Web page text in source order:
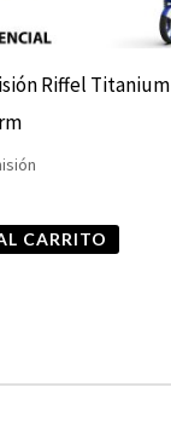
Riffel Titanium
CARRITO